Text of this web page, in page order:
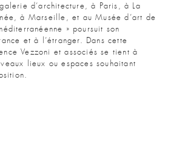
d’architecture, à Paris, à La
à Marseille, et au Musée d’art de
» poursuit son
et à l’étranger. Dans cette
Vezzoni et associés se tient à
lieux ou espaces souhaitant